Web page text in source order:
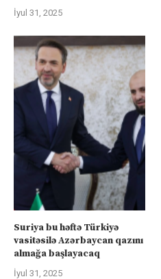
İyul 31, 2025
Suriya bu həftə Türkiyə
vasitəsilə Azərbaycan qazını
almağa başlayacaq
İyul 31, 2025